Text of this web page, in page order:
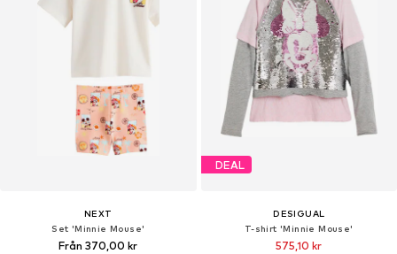
NEXT
Set 'Minnie Mouse'
Från 370,00 kr
DEAL
DESIGUAL
T-shirt 'Minnie Mouse'
575,10 kr